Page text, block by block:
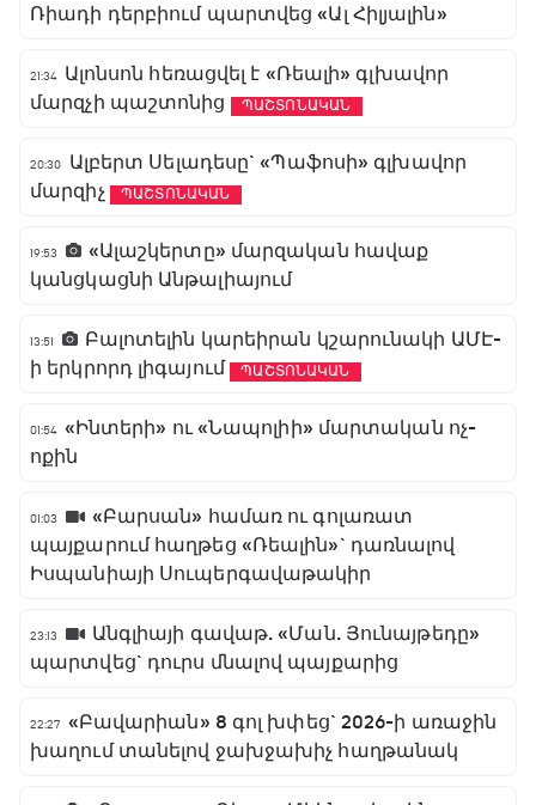
Ռիադի դերբիում պարտվեց «Ալ Հիլյալին»
21:34 Ալոնսոն հեռացվել է «Ռեալի» գլխավոր
մարզչի պաշտոնից
ՊԱՇՏՈՆԱԿԱՆ
20:30
Ալբերտ Սելադեսը` «Պաֆոսի» գլխավոր
մարզիչ
ՊԱՇՏՈՆԱԿԱՆ
19:53
«Ալաշկերտը» մարզական հավաք
կանցկացնի Անթալիայում
13:51
Բալոտելին կարեիրան կշարունակի ԱՄԷ-
ի երկրորդ լիգայում
ՊԱՇՏՈՆԱԿԱՆ
01:54 «Ինտերի» ու «Նապոլիի» մարտական ոչ-
ոքին
01:03
«Բարսան» համառ ու գոլառատ
պայքարում հաղթեց «Ռեալին»` դառնալով
Իսպանիայի Սուպերգավաթակիր
23:13
Անգլիայի գավաթ. «Ման. Յունայթեդը»
պարտվեց` դուրս մնալով պայքարից
22:27 «Բավարիան» 8 գոլ խփեց` 2026-ի առաջին
խաղում տանելով ջախջախիչ հաղթանակ